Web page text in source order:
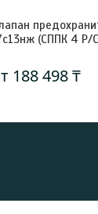
(СППК 4 Р/
188 498 ₸